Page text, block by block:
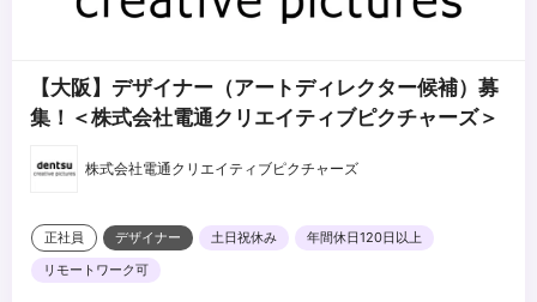
【大阪】デザイナー（アートディレクター候補）募
集！＜株式会社電通クリエイティブピクチャーズ＞
株式会社電通クリエイティブピクチャーズ
正社員 デザイナー 土日祝休み
年間休日120日以上
リモートワーク可